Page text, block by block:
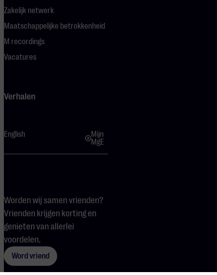
Zakelijk netwerk
Maatschappelijke betrokkenheid
M recordings
Vacatures
Verhalen
English
Mijn
MgE
Worden wij samen vrienden?
Vrienden krijgen korting en
genieten van allerlei
voordelen.
Word vriend